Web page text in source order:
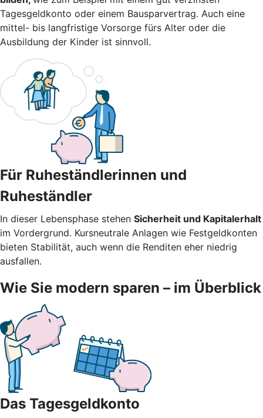
Tagesgeldkonto oder einem Bausparvertrag. Auch eine
mittel- bis langfristige Vorsorge fürs Alter oder die
Ausbildung der Kinder ist sinnvoll.
Für Ruheständlerinnen und
Ruheständler
In dieser Lebensphase stehen Sicherheit und Kapitalerhalt
im Vordergrund. Kursneutrale Anlagen wie Festgeldkonten
bieten Stabilität, auch wenn die Renditen eher niedrig
ausfallen.
Wie Sie modern sparen – im Überblick
Das Tagesgeldkonto